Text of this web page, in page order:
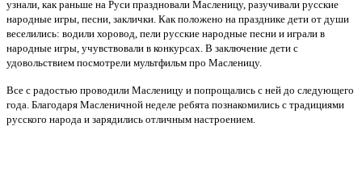
узнали, как раньше на Руси праздновали Масленицу, разучивали русские
народные игры, песни, заклички. Как положено на празднике дети от души
веселились: водили хоровод, пели русские народные песни и играли в
народные игры, учувствовали в конкурсах. В заключение дети с
удовольствием посмотрели мультфильм про Масленицу.
Все с радостью проводили Масленицу и попрощались с ней до следующего
года. Благодаря Масленичной неделе ребята познакомились с традициями
русского народа и зарядились отличным настроением.